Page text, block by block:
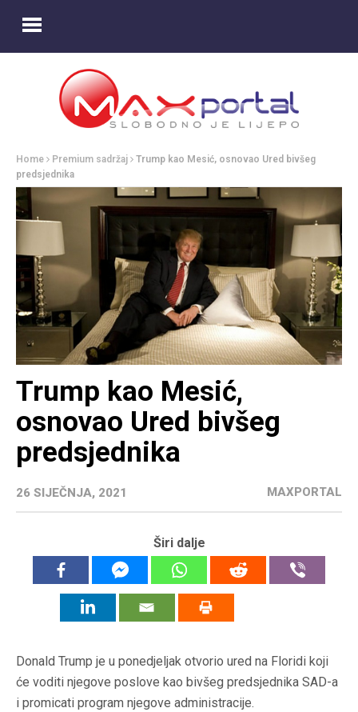
Home Premium sadržaj
Trump kao Mesić, osnovao Ured bivšeg
predsjednika
Trump kao Mesić,
osnovao Ured bivšeg
predsjednika
26 SIJEČNJA, 2021 MAXPORTAL
Širi dalje
Donald Trump je u ponedjeljak otvorio ured na Floridi koji
će voditi njegove poslove kao bivšeg predsjednika SAD-a
i promicati program njegove administracije.